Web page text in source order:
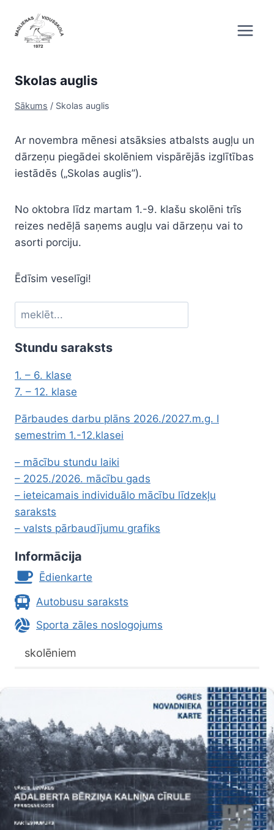
content
Skolas auglis
Sākums / Skolas auglis
Ar novembra mēnesi atsāksies atbalsts augļu un
dārzeņu piegādei skolēniem vispārējās izglītības
iestādēs („Skolas auglis”).
No oktobra līdz martam 1.-9. klašu skolēni trīs
reizes nedēļā saņems augļu vai dārzeņu vai to
asorti porciju.
Ēdīsim veselīgi!
Meklēt
Stundu saraksts
1. – 6. klase
7. – 12. klase
Pārbaudes darbu plāns 2026./2027.m.g. I
semestrim 1.-12.klasei
– mācību stundu laiki
– 2025./2026. mācību gads
– ieteicamais individuālo mācību līdzekļu
saraksts
– valsts pārbaudījumu grafiks
Informācija
Ēdienkarte
Autobusu saraksts
Sporta zāles noslogojums
skolēniem